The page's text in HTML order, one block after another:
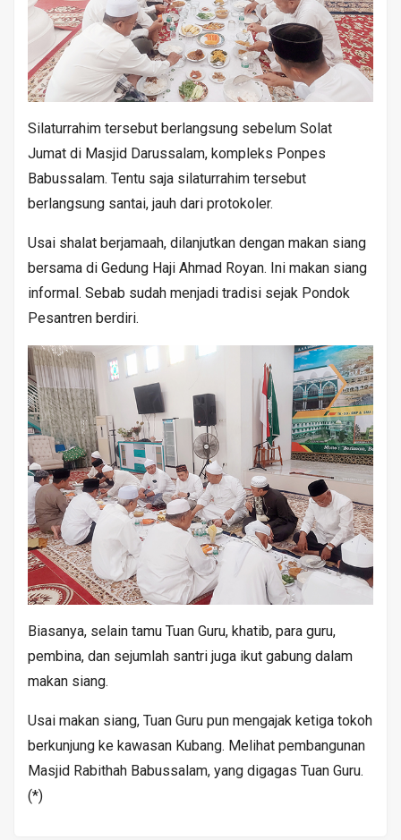
Silaturrahim tersebut berlangsung sebelum Solat
Jumat di Masjid Darussalam, kompleks Ponpes
Babussalam. Tentu saja silaturrahim tersebut
berlangsung santai, jauh dari protokoler.
Usai shalat berjamaah, dilanjutkan dengan makan siang
bersama di Gedung Haji Ahmad Royan. Ini makan siang
informal. Sebab sudah menjadi tradisi sejak Pondok
Pesantren berdiri.
Biasanya, selain tamu Tuan Guru, khatib, para guru,
pembina, dan sejumlah santri juga ikut gabung dalam
makan siang.
Usai makan siang, Tuan Guru pun mengajak ketiga tokoh
berkunjung ke kawasan Kubang. Melihat pembangunan
Masjid Rabithah Babussalam, yang digagas Tuan Guru.
(*)